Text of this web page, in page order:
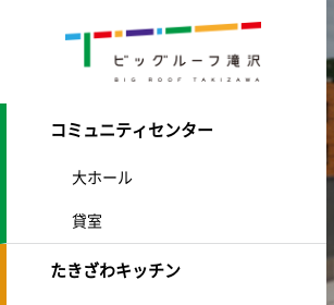
コミュニティセンター
大ホール
貸室
たきざわキッチン